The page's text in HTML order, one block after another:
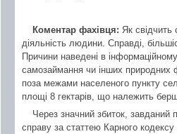
Коментар фахівця: Як
діяльність людини. Справді,
Причини наведені в
самозаймання чи інших природних
поза межами населеного пункту
площі 8 гектарів, що належить
Через значний збиток,
справу за статтею Карного